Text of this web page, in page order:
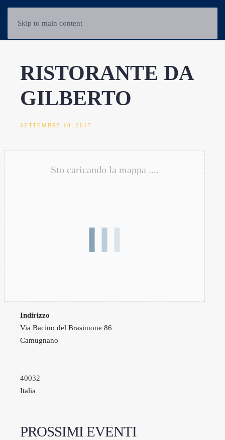
Skip to main content
RISTORANTE DA
GILBERTO
SETTEMBRE 10, 2017
Sto caricando la mappa ....
Indirizzo
Via Bacino del Brasimone 86
Camugnano
40032
Italia
PROSSIMI EVENTI